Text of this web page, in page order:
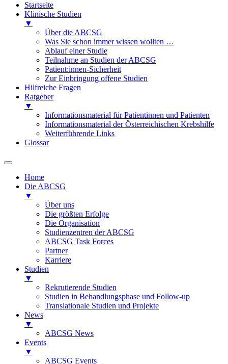
Startseite
Klinische Studien
▼
Über die ABCSG
Was Sie schon immer wissen wollten …
Ablauf einer Studie
Teilnahme an Studien der ABCSG
Patient:innen-Sicherheit
Zur Einbringung offene Studien
Hilfreiche Fragen
Ratgeber
▼
Informationsmaterial für Patientinnen und Patienten
Informationsmaterial der Österreichischen Krebshilfe
Weiterführende Links
Glossar
Home
Die ABCSG
▼
Über uns
Die größten Erfolge
Die Organisation
Studienzentren der ABCSG
ABCSG Task Forces
Partner
Karriere
Studien
▼
Rekrutierende Studien
Studien in Behandlungsphase und Follow-up
Translationale Studien und Projekte
News
▼
ABCSG News
Events
▼
ABCSG Events